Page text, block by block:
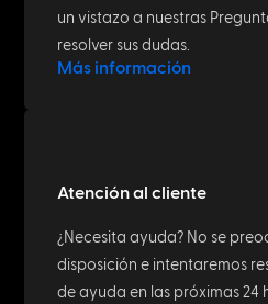
un vistazo a nuestras
resolver sus dudas.
Más información
Atención al cliente
¿Necesita ayuda? No se
disposición e intentaremos
de ayuda en las próximas 24